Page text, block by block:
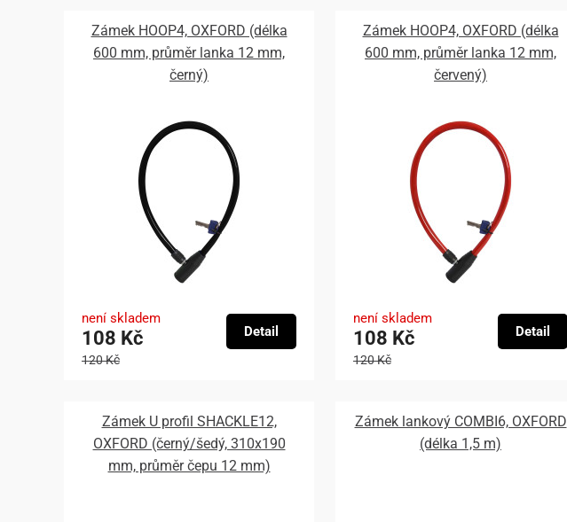
Zámek HOOP4, OXFORD (délka
600 mm, průměr lanka 12 mm,
černý)
není skladem
108 Kč
120 Kč
Detail
Zámek HOOP4, OXFORD (délka
600 mm, průměr lanka 12 mm,
červený)
není skladem
108 Kč
120 Kč
Detail
Zámek U profil SHACKLE12,
OXFORD (černý/šedý, 310x190
mm, průměr čepu 12 mm)
Zámek lankový COMBI6, OXFORD
(délka 1,5 m)